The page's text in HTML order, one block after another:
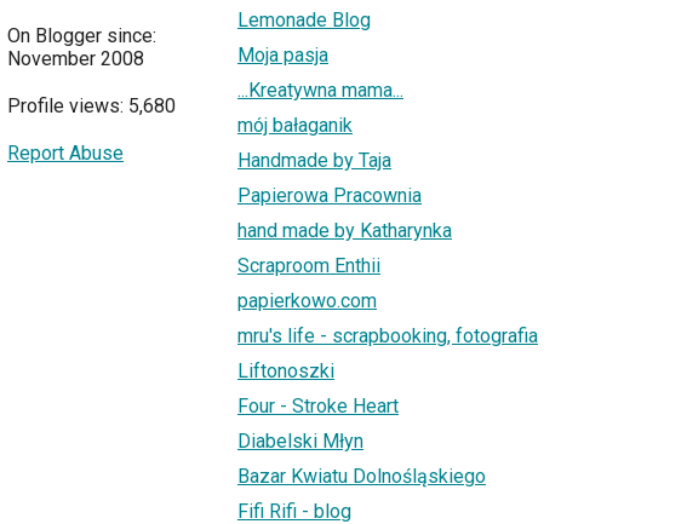
On Blogger since:
November 2008
Profile views: 5,680
Report Abuse
Lemonade Blog
Moja pasja
...Kreatywna mama...
mój bałaganik
Handmade by Taja
Papierowa Pracownia
hand made by Katharynka
Scraproom Enthii
papierkowo.com
mru's life - scrapbooking, fotografia
Liftonoszki
Four - Stroke Heart
Diabelski Młyn
Bazar Kwiatu Dolnośląskiego
Fifi Rifi - blog